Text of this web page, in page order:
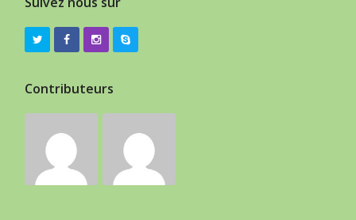
Contributeurs